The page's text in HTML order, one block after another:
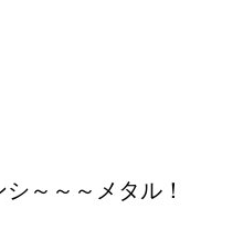
シ～～～メタル！